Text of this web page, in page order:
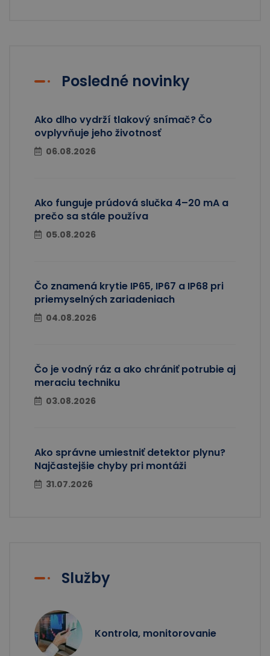
Posledné novinky
Ako dlho vydrží tlakový snímač? Čo
ovplyvňuje jeho životnosť
06.08.2026
Ako funguje prúdová slučka 4–20 mA a
prečo sa stále používa
05.08.2026
Čo znamená krytie IP65, IP67 a IP68 pri
priemyselných zariadeniach
04.08.2026
Čo je vodný ráz a ako chrániť potrubie aj
meraciu techniku
03.08.2026
Ako správne umiestniť detektor plynu?
Najčastejšie chyby pri montáži
31.07.2026
Služby
Kontrola, monitorovanie